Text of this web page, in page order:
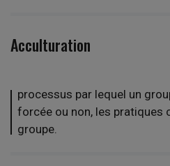
Acculturation
processus par lequel un
forcée ou non, les pratiques
groupe.